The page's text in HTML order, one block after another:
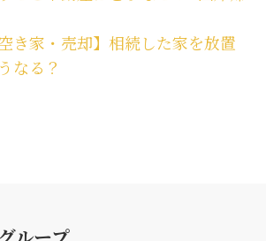
き家・売却】相続した家を放置
なる？